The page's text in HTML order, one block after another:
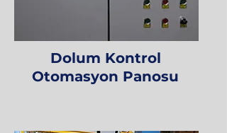
Dolum Kontrol
Otomasyon Panosu